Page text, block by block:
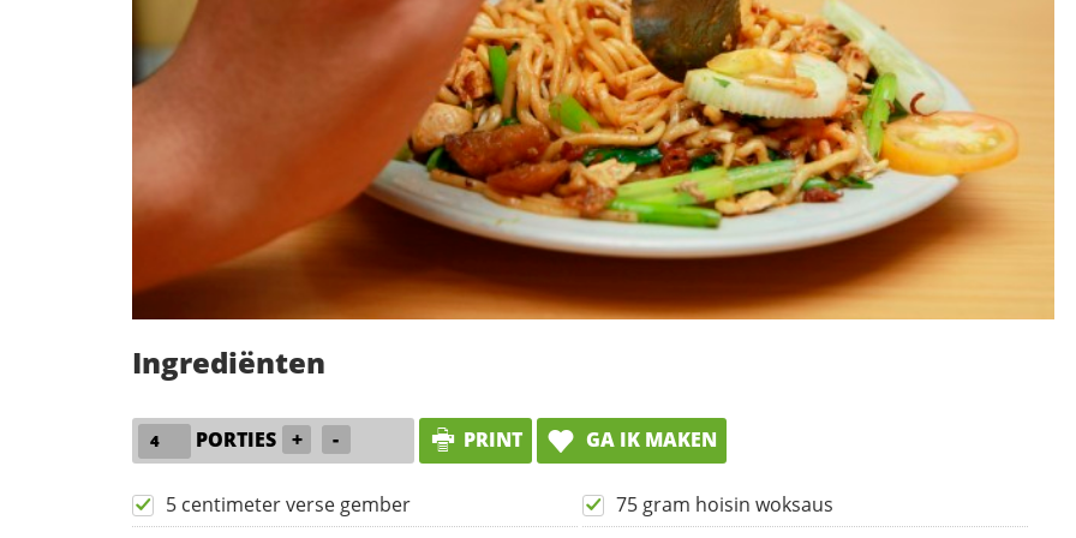
Ingrediënten
PORTIES + - PRINT GA IK MAKEN
5 centimeter verse gember
75 gram hoisin woksaus